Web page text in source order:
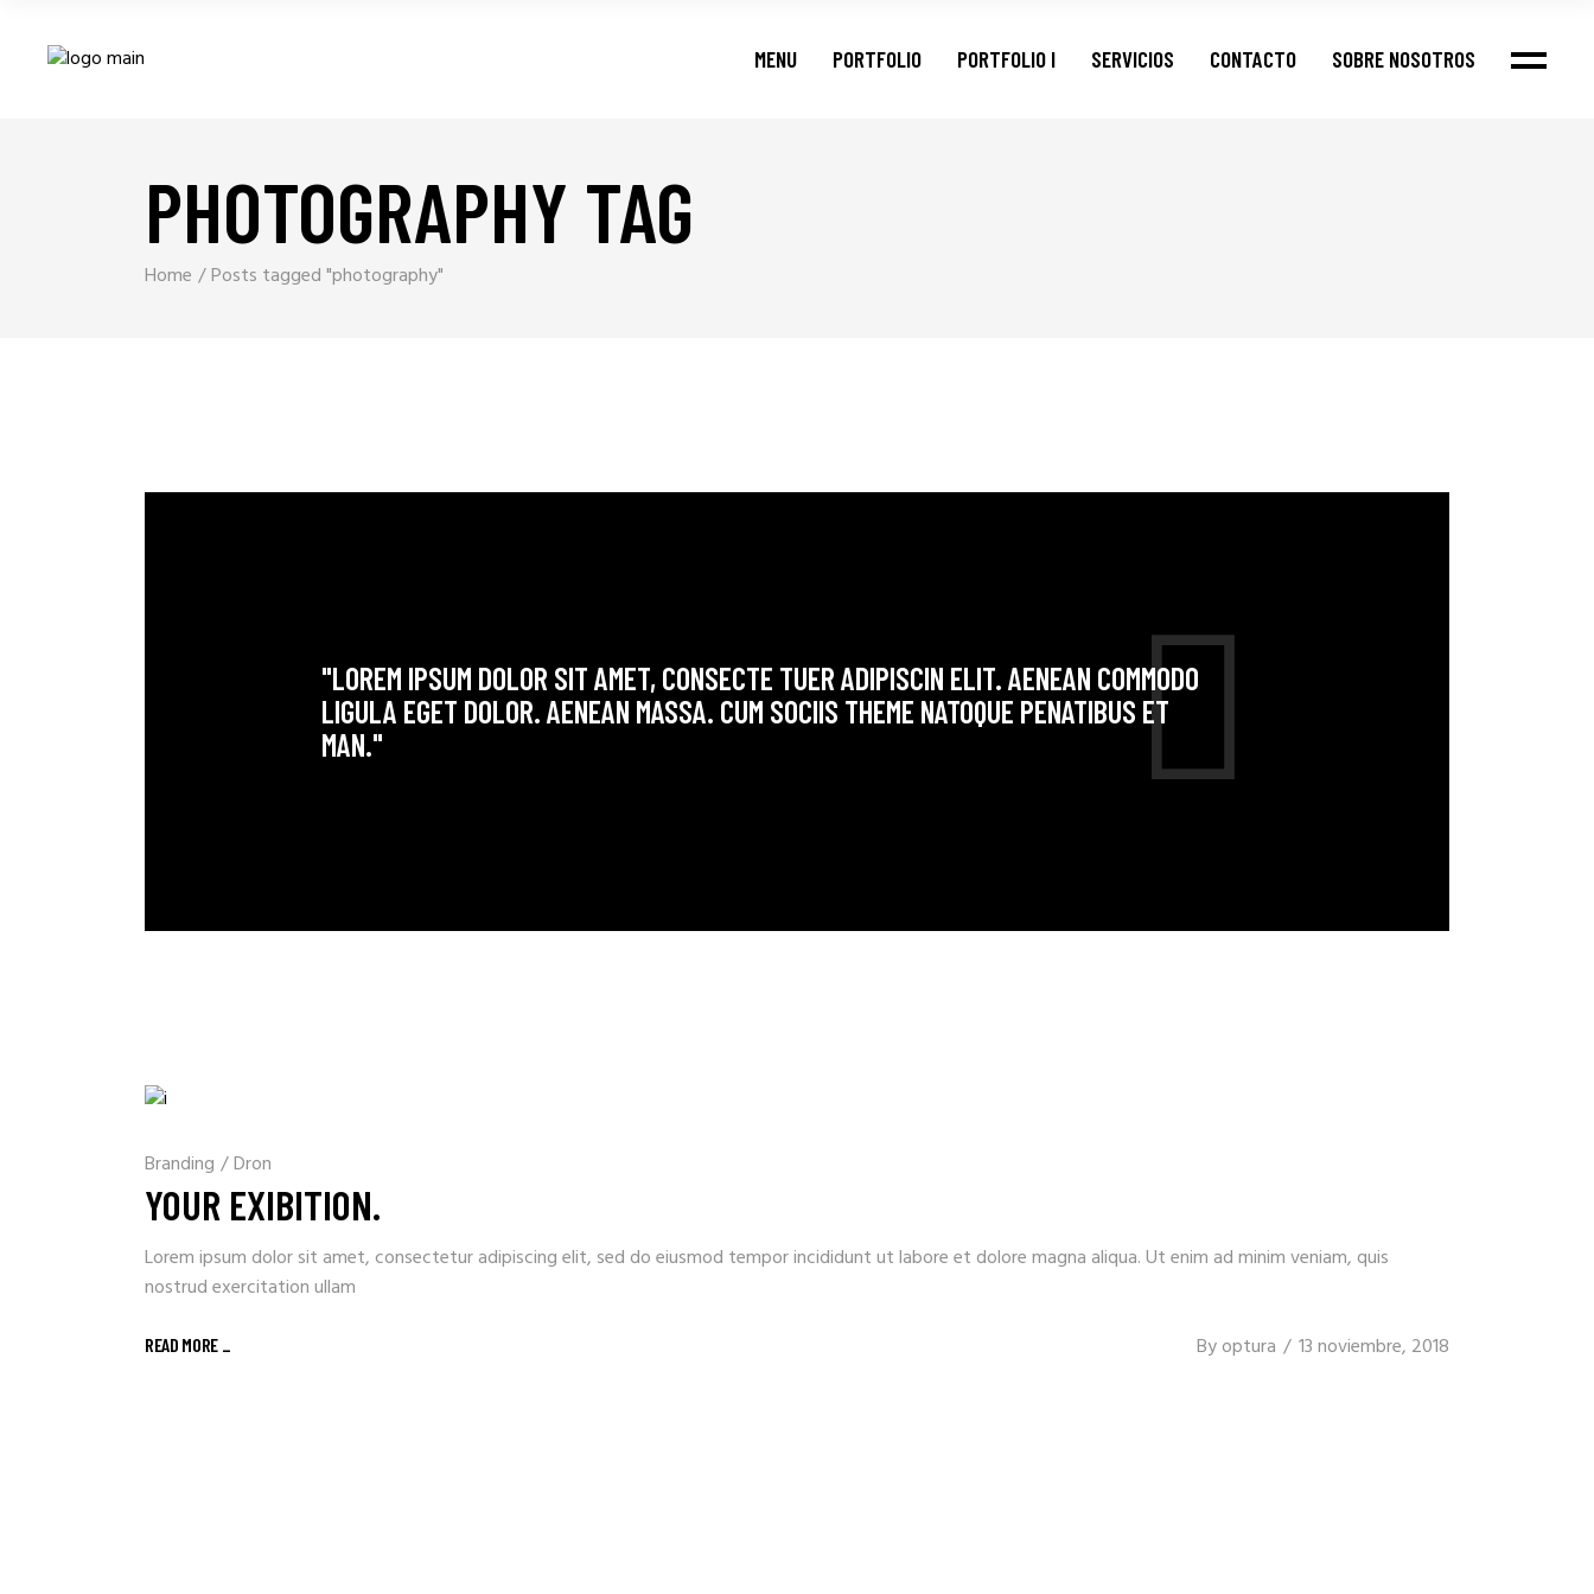
MENU PORTFOLIO PORTFOLIO I SERVICIOS CONTACTO SOBRE NOSOTROS
PHOTOGRAPHY TAG
Home Posts tagged "photography"
"LOREM IPSUM DOLOR SIT AMET, CONSECTE TUER ADIPISCIN ELIT. AENEAN COMMODO
LIGULA EGET DOLOR. AENEAN MASSA. CUM SOCIIS THEME NATOQUE PENATIBUS ET
MAN."
Branding /Dron
YOUR EXIBITION.
Lorem ipsum dolor sit amet, consectetur adipiscing elit, sed do eiusmod tempor incididunt ut labore et dolore magna aliqua. Ut enim ad minim veniam, quis
nostrud exercitation ullam
READ MORE _ Byoptura 13 noviembre, 2018